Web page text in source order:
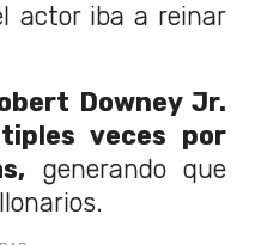
actor iba a reinar
Downey Jr.
veces por
generando que